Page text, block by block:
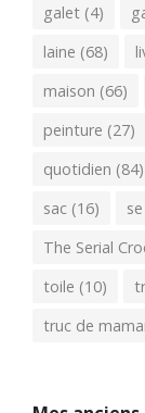
galet (4)
laine (68)
maison (66)
peinture (27)
quotidien (84)
sac (16)
The Serial
toile (10)
truc de